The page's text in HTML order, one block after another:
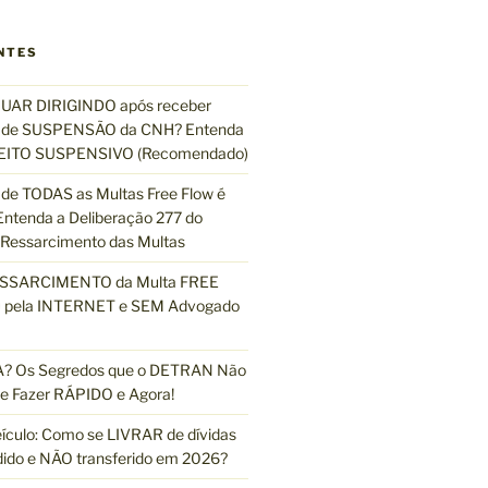
s
a
r
DIRIGINDO após receber
SUSPENSÃO da CNH? Entenda
SUSPENSIVO (Recomendado)
TODAS as Multas Free Flow é
a Deliberação 277 do
das Multas
da Multa FREE
pela INTERNET e SEM Advogado
Os Segredos que o DETRAN Não
Fazer RÁPIDO e Agora!
Como se LIVRAR de dívidas
e NÃO transferido em 2026?